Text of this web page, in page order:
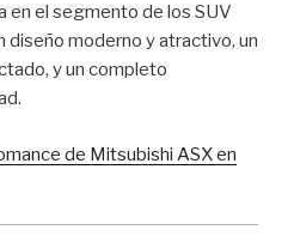
en el segmento de los SUV
moderno y atractivo, un
y un completo
de Mitsubishi ASX en